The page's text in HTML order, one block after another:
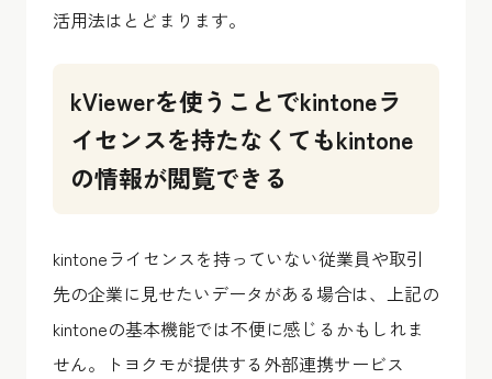
活用法はとどまります。
kViewerを使うことでkintoneラ
イセンスを持たなくてもkintone
の情報が閲覧できる
kintoneライセンスを持っていない従業員や取引
先の企業に見せたいデータがある場合は、上記の
kintoneの基本機能では不便に感じるかもしれま
せん。トヨクモが提供する外部連携サービス